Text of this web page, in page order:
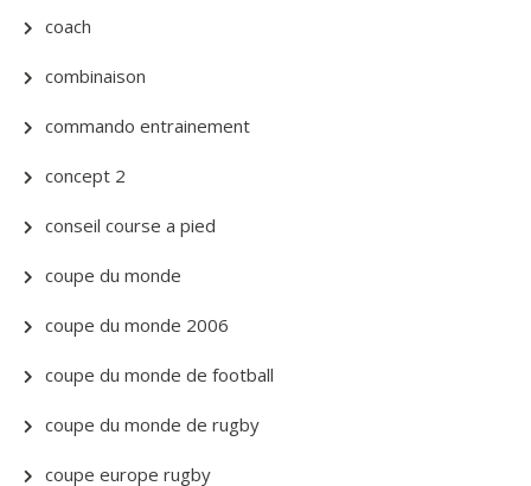
coach
combinaison
commando entrainement
concept 2
conseil course a pied
coupe du monde
coupe du monde 2006
coupe du monde de football
coupe du monde de rugby
coupe europe rugby